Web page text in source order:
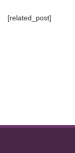
[related_post]